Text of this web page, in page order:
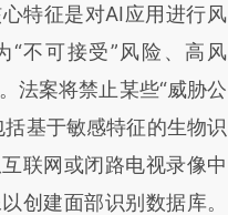
特征是对AI应用进行风
“不可接受”风险、高风
法案将禁止某些“威胁公
基于敏感特征的生物识
联网或闭路电视录像中
创建面部识别数据库。